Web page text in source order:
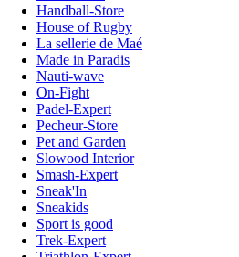
Handball-Store
House of Rugby
La sellerie de Maé
Made in Paradis
Nauti-wave
On-Fight
Padel-Expert
Pecheur-Store
Pet and Garden
Slowood Interior
Smash-Expert
Sneak'In
Sneakids
Sport is good
Trek-Expert